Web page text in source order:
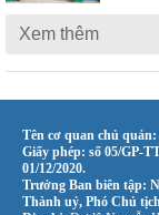
Xem thêm
Tên cơ quan chủ
Giấy phép: số 05/GP-
01/12/2020.
Trưởng Ban biên tập:
Thành uỷ, Phó Chủ